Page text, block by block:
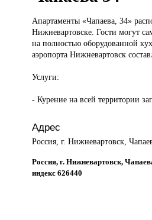
Апартаменты «Чапаева,34»
Нижневартовске. Гости могут
на полностью оборудованной
аэропорта Нижневартовск
Услуги:
- Курение на всей территории
Адрес
Россия, г. Нижневартовск,
Россия, г. Нижневартовск,
индекс 626440